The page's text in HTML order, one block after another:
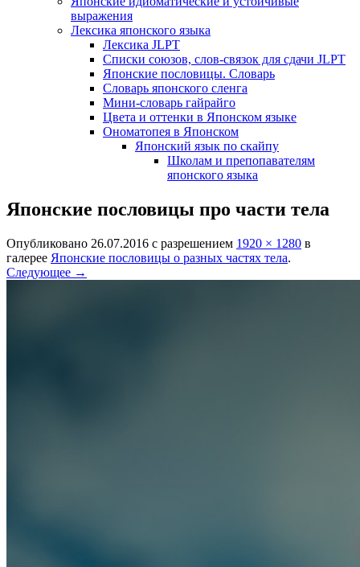
выражения
Лексика японского языка
Лексика JLPT
Списки союзов, слов-связок для сдачи JLPT
Японские пословицы. Словарь
Словарь японского сленга
Мини-словарь гайрайго
Цвета и оттенки в Японском языке
Ономатопея в Японском
Японский язык по скайпу
Школам и препопавателям
японского языка
Японские пословицы про части тела
Опубликовано 26.07.2016 с разрешением 1920 × 1280 в
галерее Японские пословицы о разных частях тела.
Следующее →